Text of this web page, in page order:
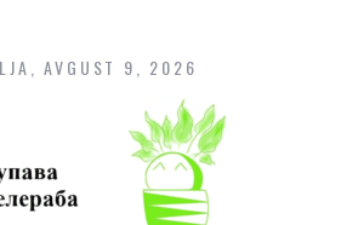
content
AVGUST 9, 2026